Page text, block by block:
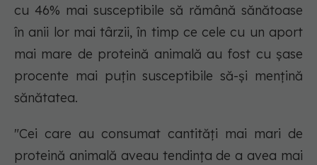
cu 46% mai susceptibile să rămână sănătoase
în anii lor mai târzii, în timp ce cele cu un aport
mai mare de proteină animală au fost cu șase
procente mai puțin susceptibile să-și mențină
sănătatea.
"Cei care au consumat cantități mai mari de
proteină animală aveau tendința de a avea mai